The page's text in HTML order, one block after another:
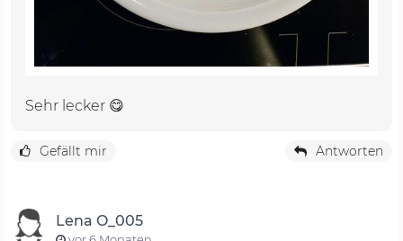
Sehr lecker 😋
Gefällt mir Antworten
Lena O_005